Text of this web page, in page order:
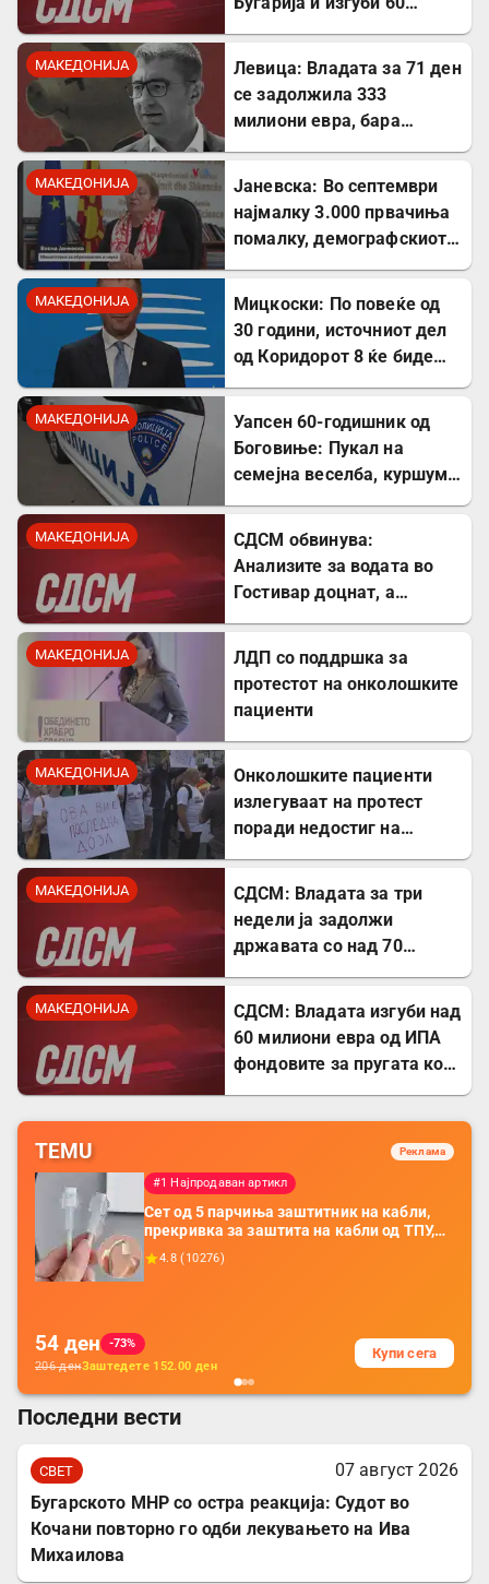
МАКЕДОНИЈА
Левица: Владата за 71 ден
се задолжила 333
милиони евра, бара
МАКЕДОНИЈА
Јаневска: Во септември
најмалку 3.000 првачиња
помалку, демографскиот
МАКЕДОНИЈА
Мицкоски: По повеќе од
30 години, источниот дел
од Коридорот 8 ќе биде
МАКЕДОНИЈА
Уапсен 60-годишник од
Боговиње: Пукал на
семејна веселба, куршум
МАКЕДОНИЈА
СДСМ обвинува:
Анализите за водата во
Гостивар доцнат, а
МАКЕДОНИЈА
ЛДП со поддршка за
протестот на онколошките
пациенти
МАКЕДОНИЈА
Онколошките пациенти
излегуваат на протест
поради недостиг на
МАКЕДОНИЈА
СДСМ: Владата за три
недели ја задолжи
државата со над 70
МАКЕДОНИЈА
СДСМ: Владата изгуби над
60 милиони евра од ИПА
фондовите за пругата кон
TEMU Реклама
#1 Најпродаван артикл
Сет од 5 парчиња заштитник на кабли,
прекривка за заштита на кабли од ТПУ,
додатоци за заштита на кабли, без
батерија, за мобилни телефони, комплет
4.8 ( 10276)
54 ден
-73%
206денЗаштедете 152.00 ден
Купи сега
Последни вести
СВЕТ
07 август 2026
Бугарското МНР со остра реакција: Судот во
Кочани повторно го одби лекувањето на Ива
Михаилова